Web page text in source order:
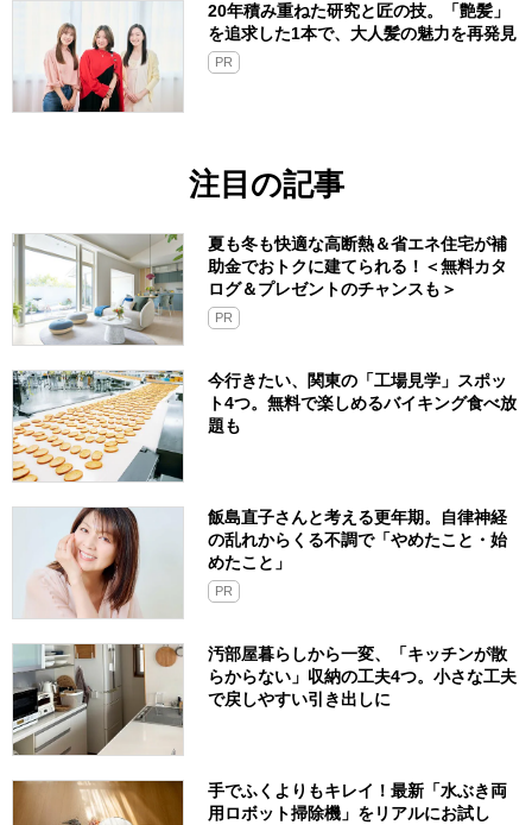
20年積み重ねた研究と匠の技。「艶髪」
を追求した1本で、大人髪の魅力を再発見
PR
注目の記事
夏も冬も快適な高断熱＆省エネ住宅が補
助金でおトクに建てられる！＜無料カタ
ログ＆プレゼントのチャンスも＞
PR
今行きたい、関東の「工場見学」スポッ
ト4つ。無料で楽しめるバイキング食べ放
題も
飯島直子さんと考える更年期。自律神経
の乱れからくる不調で「やめたこと・始
めたこと」
PR
汚部屋暮らしから一変、「キッチンが散
らからない」収納の工夫4つ。小さな工夫
で戻しやすい引き出しに
手でふくよりもキレイ！最新「水ぶき両
用ロボット掃除機」をリアルにお試し